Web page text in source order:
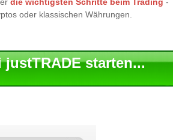
oder klassischen Währungen.
justTRADE starten...